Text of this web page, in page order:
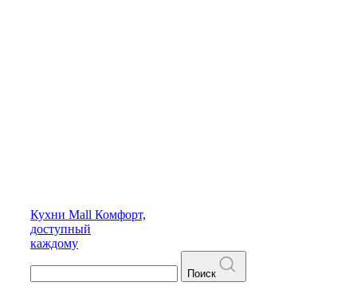
Кухни Mall Комфорт,
доступный
каждому
Поиск